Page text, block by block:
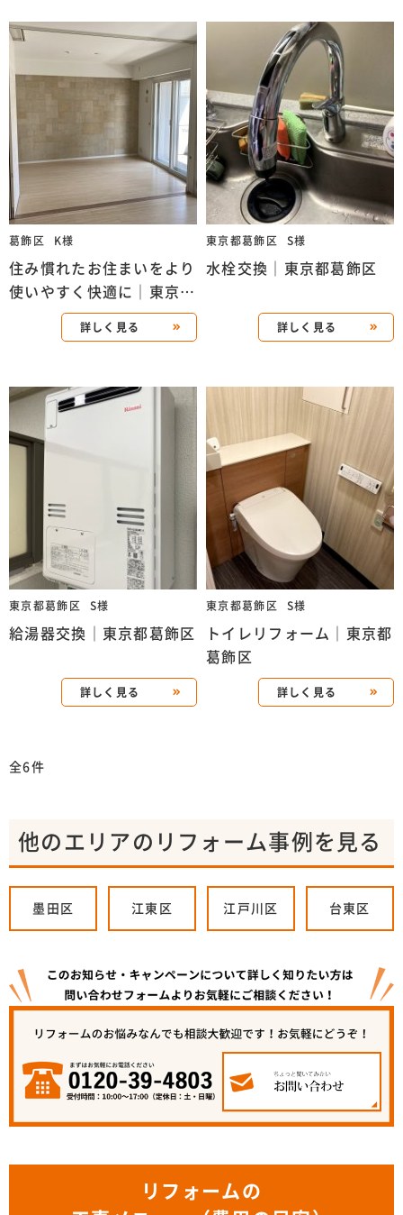
葛飾区 K様
住み慣れたお住まいをより
使いやすく快適に｜東京都
詳しく見る
東京都葛飾区 S様
水栓交換｜東京都葛飾区
詳しく見る
東京都葛飾区 S様
給湯器交換｜東京都葛飾区
詳しく見る
東京都葛飾区 S様
トイレリフォーム｜東京都
葛飾区
詳しく見る
全6件
他のエリアのリフォーム事例を見る
墨田区 江東区 江戸川区 台東区
リフォームの